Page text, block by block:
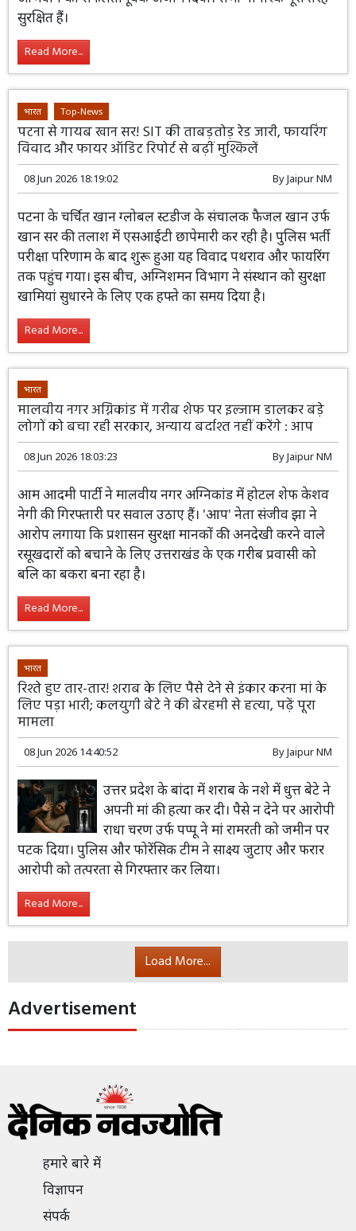
मुंबई एमआरसीसी ने ओमान प्राधिकारियों के साथ मिलकर एमटी
मेरीवेक्स टैंकर पर मिसाइल हमले के बाद सभी 24 भारतीय
नाविकों को सकुशल बचा लिया है। मसीराह तट के पास ओमान
नौसेना के हेलीकॉप्टरों ने त्वरित कार्रवाई करते हुए खोज और बचाव
सुरक्षित हैं।
Read More...
भारत Top-News
पटना से गायब खान सर! SIT की ताबड़तोड़ रेड जारी, फायरिंग
विवाद और फायर ऑडिट रिपोर्ट से बढ़ीं मुश्किलें
08 Jun 2026 18:19:02 ByJaipur NM
एसआईटी छापेमारी कर रही है। पुलिस भर्ती
परीक्षा परिणाम के बाद शुरू हुआ यह विवाद पथराव और फायरिंग
तक पहुंच गया। इस बीच, अग्निशमन विभाग ने संस्थान को सुरक्षा
खामियां सुधारने के लिए एक हफ्ते का समय दिया है।
Read More...
भारत
मालवीय नगर अग्निकांड में गरीब शेफ पर इल्जाम डालकर बड़े
लोगों को बचा रही सरकार, अन्याय बर्दाश्त नहीं करेंगे : आप
08 Jun 2026 18:03:23
आम आदमी पार्टी ने मालवीय नगर अग्निकांड में होटल शेफ केशव
नेगी की गिरफ्तारी पर सवाल उठाए हैं। 'आप' नेता संजीव झा ने
रसूखदारों को बचाने के लिए उत्तराखंड के एक गरीब प्रवासी को
बलि का बकरा बना रहा है।
Read More...
भारत
रिश्ते हुए तार-तार! शराब के लिए पैसे देने से इंकार करना मां के
लिए पड़ा भारी; कलयुगी बेटे ने की बेरहमी से हत्या, पढ़ें पूरा
मामला
08 Jun 2026 14:40:52
अपनी मां की हत्या कर दी। पैसे न देने पर आरोपी
राधा चरण उर्फ पप्पू ने मां रामरती को जमीन पर
पटक दिया। पुलिस और फोरेंसिक टीम ने साक्ष्य जुटाए और फरार
आरोपी को तत्परता से गिरफ्तार कर लिया।
Advertisement